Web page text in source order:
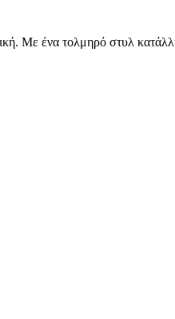
Με ένα τολμηρό στυλ